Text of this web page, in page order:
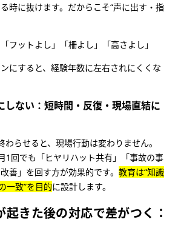
時に抜けます。だからこそ“声に出す・指
フットよし」「柵よし」「高さよし」
にすると、経験年数に左右されにくくな
ない：短時間・反復・現場直結に
らせると、現場行動は変わりません。
1回でも「ヒヤリハット共有」「事故の事
善」を回す方が効果的です。 教育は“知識
一致”を目的に設計します。
起きた後の対応で差がつく：